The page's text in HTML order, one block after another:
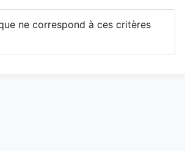
ne correspond à ces critères